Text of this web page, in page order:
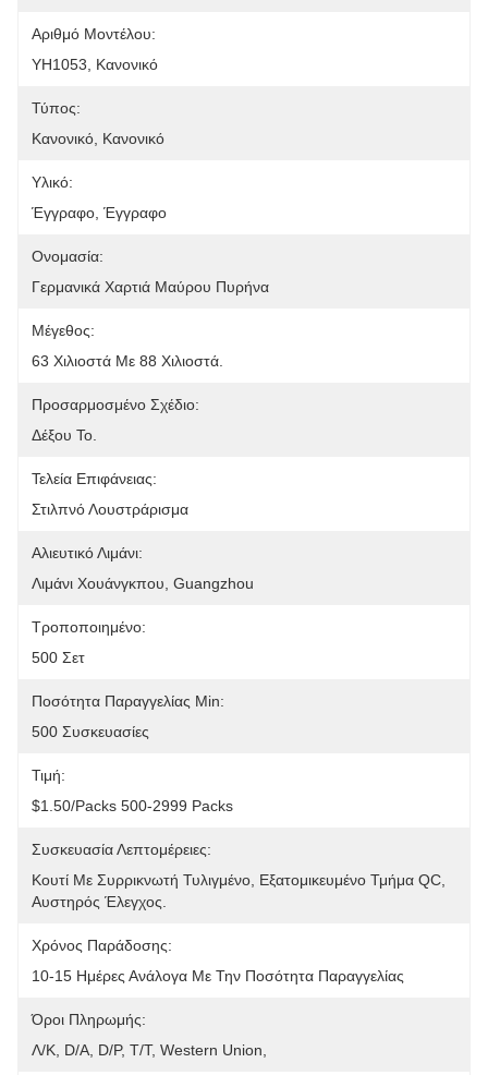
Αριθμό Μοντέλου:
YH1053, Κανονικό
Τύπος:
Κανονικό, Κανονικό
Υλικό:
Έγγραφο, Έγγραφο
Ονομασία:
Γερμανικά Χαρτιά Μαύρου Πυρήνα
Μέγεθος:
63 Χιλιοστά Με 88 Χιλιοστά.
Προσαρμοσμένο Σχέδιο:
Δέξου Το.
Τελεία Επιφάνειας:
Στιλπνό Λουστράρισμα
Αλιευτικό Λιμάνι:
Λιμάνι Χουάνγκπου, Guangzhou
Τροποποιημένο:
500 Σετ
Ποσότητα Παραγγελίας Min:
500 Συσκευασίες
Τιμή:
$1.50/packs 500-2999 Packs
Συσκευασία Λεπτομέρειες:
Κουτί Με Συρρικνωτή Τυλιγμένο, Εξατομικευμένο Τμήμα QC,
Αυστηρός Έλεγχος.
Χρόνος Παράδοσης:
10-15 Ημέρες Ανάλογα Με Την Ποσότητα Παραγγελίας
Όροι Πληρωμής:
Λ/Κ, D/A, D/P, T/T, Western Union,